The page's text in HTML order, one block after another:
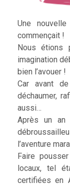
Une
commençait !
Nous étions
imagination
bien l’avouer !
Car avant
déchaumer,
aussi…
Après un an
l’aventure
Faire
locaux, tel
certifiées en